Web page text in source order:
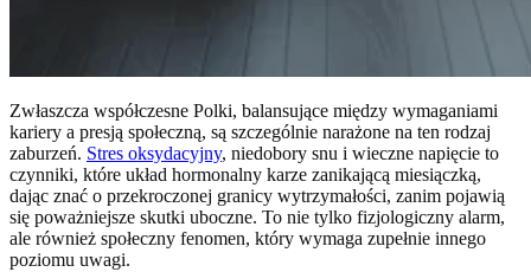
Zwłaszcza współczesne Polki, balansujące między wymaganiami
kariery a presją społeczną, są szczególnie narażone na ten rodzaj
zaburzeń. Stres oksydacyjny, niedobory snu i wieczne napięcie to
czynniki, które układ hormonalny karze zanikającą miesiączką,
dając znać o przekroczonej granicy wytrzymałości, zanim pojawią
się poważniejsze skutki uboczne. To nie tylko fizjologiczny alarm,
ale również społeczny fenomen, który wymaga zupełnie innego
poziomu uwagi.